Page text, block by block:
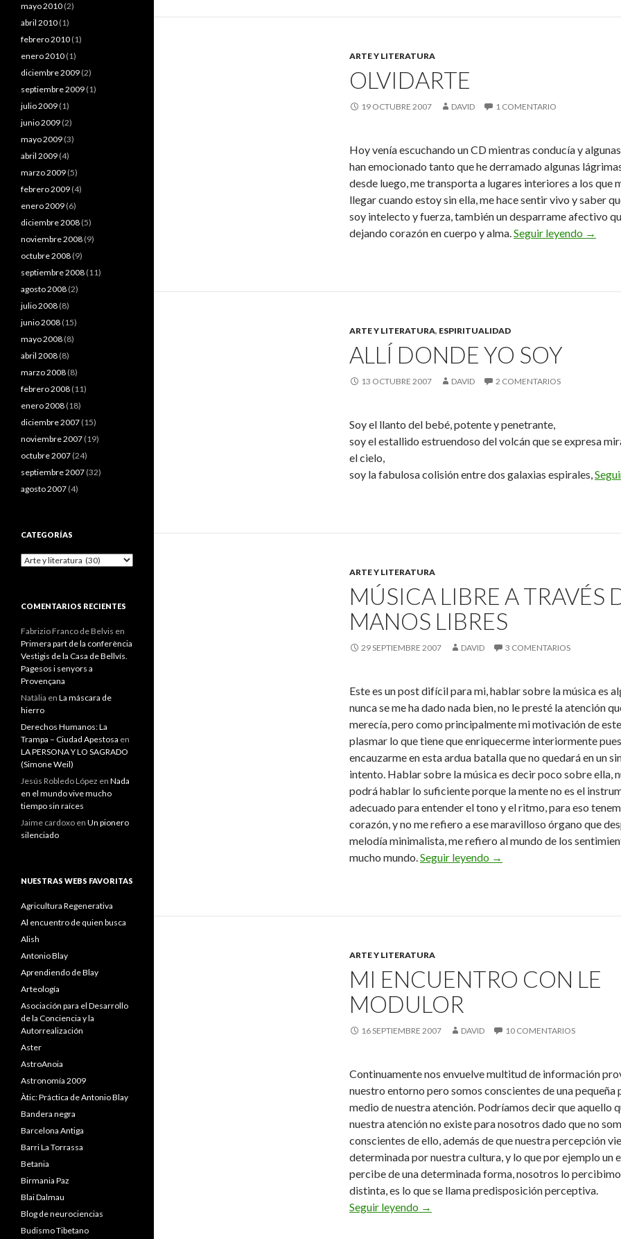
ARTE Y LITERATURA
OLVIDARTE
19 OCTUBRE 2007 DAVID 1 COMENTARIO
Hoy venía escuchando un CD mientras conducía y
han emocionado tanto que he derramado algunas
desde luego, me transporta a lugares interiores a los que
llegar cuando estoy sin ella, me hace sentir vivo y saber
soy intelecto y fuerza, también un desparrame afectivo
dejando corazón en cuerpo y alma.Seguir leyendo →
ARTE Y LITERATURA, ESPIRITUALIDAD
ALLÍ DONDE YO SOY
13 OCTUBRE 2007 DAVID 2 COMENTARIOS
Soy el llanto del bebé, potente y penetrante,
soy el estallido estruendoso del volcán que se expresa
el cielo,
soy la fabulosa colisión entre dos galaxias espirales,
ARTE Y LITERATURA
MÚSICA LIBRE A TRAVÉS
MANOS LIBRES
29 SEPTIEMBRE 2007 DAVID 3 COMENTARIOS
Este es un post difícil para mi, hablar sobre la música es
nunca se me ha dado nada bien, no le presté la atención
merecía, pero como principalmente mi motivación de
plasmar lo que tiene que enriquecerme interiormente
encauzarme en esta ardua batalla que no quedará en un
intento. Hablar sobre la música es decir poco sobre ella,
podrá hablar lo suficiente porque la mente no es el
adecuado para entender el tono y el ritmo, para eso
corazón, y no me refiero a ese maravilloso órgano que
melodía minimalista, me refiero al mundo de los
mucho mundo.Seguir leyendo Música libre a través de
→
ARTE Y LITERATURA
MI ENCUENTRO CON LE
MODULOR
16 SEPTIEMBRE 2007 DAVID 10 COMENTARIOS
Continuamente nos envuelve multitud de información
nuestro entorno pero somos conscientes de una pequeña
medio de nuestra atención. Podríamos decir que aquello
nuestra atención no existe para nosotros dado que no
conscientes de ello, además de que nuestra percepción
determinada por nuestra cultura, y lo que por ejemplo un
percibe de una determinada forma, nosotros lo
distinta, es lo que se llama predisposición perceptiva.
Seguir leyendo Mi encuentro con Le Modulor
→
mayo 2010 (2)
abril 2010 (1)
febrero 2010 (1)
enero 2010 (1)
diciembre 2009 (2)
septiembre 2009 (1)
julio 2009 (1)
junio 2009 (2)
mayo 2009 (3)
abril 2009 (4)
marzo 2009 (5)
febrero 2009 (4)
enero 2009 (6)
diciembre 2008 (5)
noviembre 2008 (9)
octubre 2008 (9)
septiembre 2008 (11)
agosto 2008 (2)
julio 2008 (8)
junio 2008 (15)
mayo 2008 (8)
abril 2008 (8)
marzo 2008 (8)
febrero 2008 (11)
enero 2008 (18)
diciembre 2007 (15)
noviembre 2007 (19)
octubre 2007 (24)
septiembre 2007 (32)
agosto 2007 (4)
CATEGORÍAS
Categorías
COMENTARIOS RECIENTES
Fabrizio Franco de Belvis en
Primera part de la conferència
Vestigis de la Casa de Bellvís.
Pagesos i senyors a
Provençana
Natàlia en La máscara de
hierro
Derechos Humanos: La
Trampa – Ciudad Apestosa en
LA PERSONA Y LO SAGRADO
(Simone Weil)
Jesús Robledo López en Nada
en el mundo vive mucho
tiempo sin raíces
Jaime cardoxo en Un pionero
silenciado
NUESTRAS WEBS FAVORITAS
Agricultura Regenerativa
Al encuentro de quien busca
Alish
Antonio Blay
Aprendiendo de Blay
Arteología
Asociación para el Desarrollo
de la Conciencia y la
Autorrealización
Aster
AstroAnoia
Astronomía 2009
Àtic: Práctica de Antonio Blay
Bandera negra
Barcelona Antiga
Barri La Torrassa
Betania
Birmania Paz
Blai Dalmau
Blog de neurociencias
Budismo Tibetano